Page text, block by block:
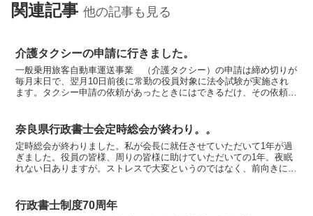
関連記事 他の記事も見る
介護タクシーの申請に行きました。
一般乗用旅客自動車運送事業 （介護タクシー）の申請は締め切りが
毎月末日で、翌月10日前後に常勤の役員対象に法令試験が実施され
ます。タクシー申請の依頼があったときにはできるだけ、その依頼の
奈良県行政書士会定時総会が終わり。。
定時総会が終わりました。私が会長に就任させていただいて1年が過
ぎました。役員の皆様、周りの皆様に助けていただいての1年。夜眠
れない日ありますが。ストレスで大変というのではなく、前向きに、
行政書士制度70周年